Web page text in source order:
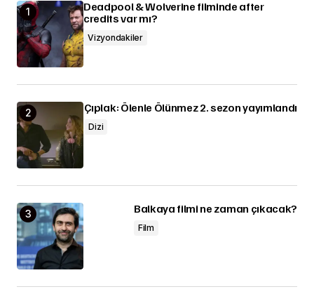
Deadpool & Wolverine filminde after
credits var mı?
Vizyondakiler
Çıplak: Ölenle Ölünmez 2. sezon yayımlandı
Dizi
Balkaya filmi ne zaman çıkacak?
Film